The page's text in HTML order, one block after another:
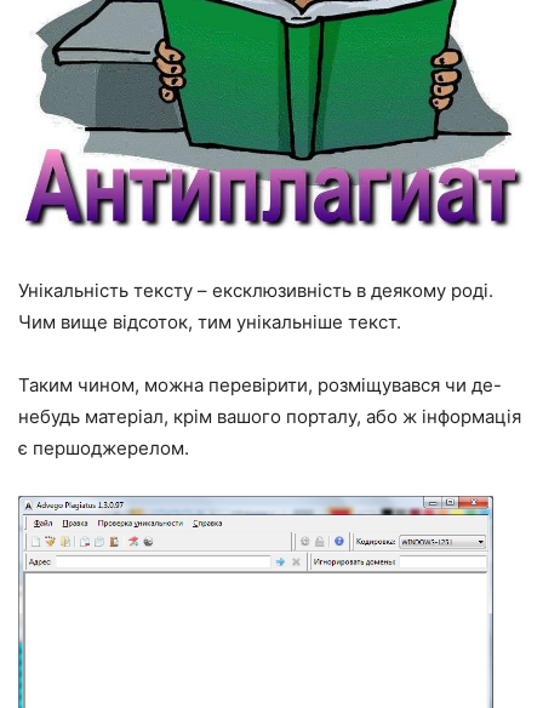
Унікальність тексту – ексклюзивність в деякому роді.
Чим вище відсоток, тим унікальніше текст.
Таким чином, можна перевірити, розміщувався чи де-
небудь матеріал, крім вашого порталу, або ж інформація
є першоджерелом.